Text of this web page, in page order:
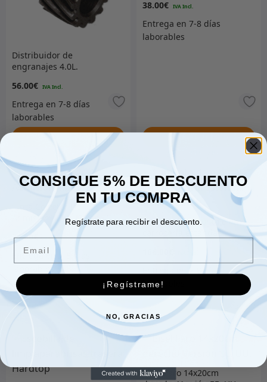
Distribuidor de
engranajes 4.0L.
56.00€
Añadir al carrito
38.00€
Añadir al carrito
Junta Colector De
Admision 4.2-L. (258 cui)
31.00€
Añadir al carrito
Conjunto de montaje en
carrocería estándar
Añadir al carrito
Bisel Faro 14x20cm
CONSIGUE 5% DE DESCUENTO
EN TU COMPRA
Regístrate para recibir el descuento.
¡Regístrame!
NO, GRACIAS